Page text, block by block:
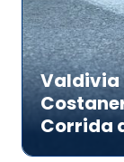
Valdivia
Corrida